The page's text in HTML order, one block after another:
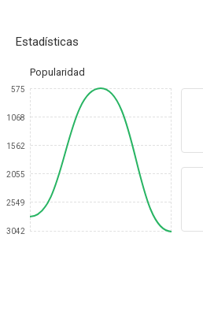
Estadísticas
Popularidad
575
1068
1562
2055
2549
3042